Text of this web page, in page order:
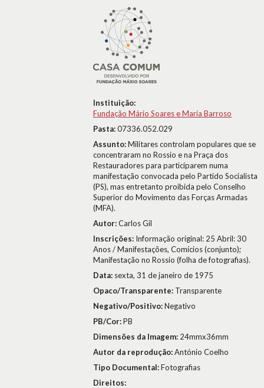
Instituição:
Fundação Mário Soares e Maria Barroso
Pasta:07336.052.029
Assunto:Militares controlam populares que se
concentraram no Rossio e na Praça dos
Restauradores para participarem numa
manifestação convocada pelo Partido Socialista
(PS), mas entretanto proibida pelo Conselho
Superior do Movimento das Forças Armadas
(MFA).
Autor:Carlos Gil
Inscrições: Informação original: 25 Abril: 30
Anos / Manifestações, Comícios (conjunto);
Manifestação no Rossio (folha de fotografias).
Data: sexta, 31 de janeiro de 1975
Opaco/Transparente: Transparente
Negativo/Positivo:Negativo
PB/Cor:PB
Dimensões da Imagem: 24mmx36mm
Autor da reprodução:António Coelho
Tipo Documental:Fotografias
Direitos: